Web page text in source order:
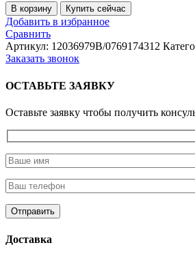
Количество
товара
Сальник
(105*125*12/16)
КПП
пылезащитным
краем
TRAXON)
В корзину Купить сейчас
Добавить в избранное
Сравнить
Артикул: 12036979B/0769174312
Заказать звонок
ОСТАВЬТЕ ЗАЯВКУ
Оставьте заявку чтобы получить
Доставка